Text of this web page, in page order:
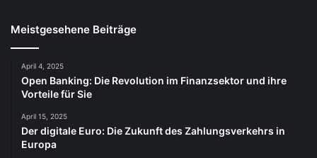
Meistgesehene Beiträge
April 4, 2025
Open Banking: Die Revolution im Finanzsektor und ihre
Vorteile für Sie
April 15, 2025
Der digitale Euro: Die Zukunft des Zahlungsverkehrs in
Europa